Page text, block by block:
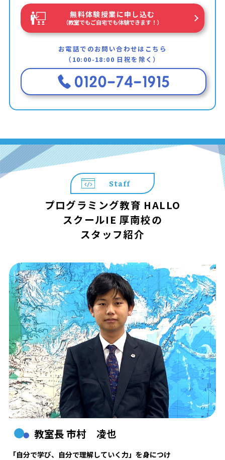
無料体験授業に申し込む
（教室でもご自宅でも体験できます！）
お電話でのお問い合わせはこちら
（10:00-18:00 日祝を除く）
Staff
プログラミング教育 HALLO
スクールIE 厚南校の
スタッフ紹介
教室長 市村 凌也
「自分で学び、自分で理解していく力」を身につけ